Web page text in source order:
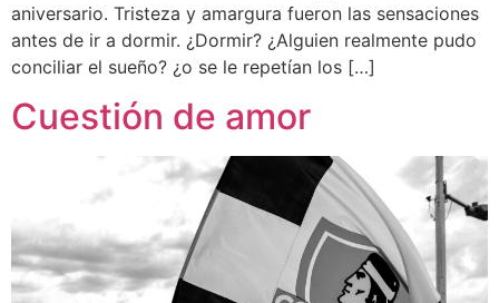
aniversario. Tristeza y amargura fueron las sensaciones
antes de ir a dormir. ¿Dormir? ¿Alguien realmente pudo
conciliar el sueño? ¿o se le repetían los […]
Cuestión de amor